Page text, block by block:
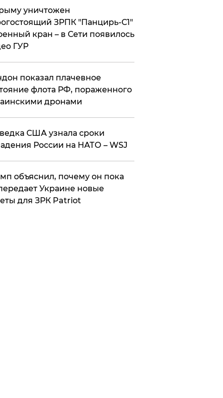
уничтожен
ЗРПК "Панцирь-С1"
кран – в Сети появилось
ГУР
показал плачевное
флота РФ, пораженного
дронами
США узнала сроки
России на НАТО – WSJ
объяснил, почему он пока
Украине новые
для ЗРК Patriot